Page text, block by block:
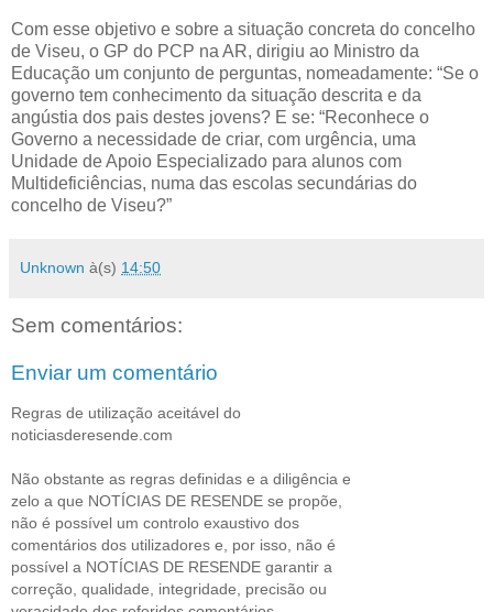
Com esse objetivo e sobre a situação concreta do concelho
de Viseu, o GP do PCP na AR, dirigiu ao Ministro da
Educação um conjunto de perguntas, nomeadamente: “Se o
governo tem conhecimento da situação descrita e da
angústia dos pais destes jovens? E se: “Reconhece o
Governo a necessidade de criar, com urgência, uma
Unidade de Apoio Especializado para alunos com
Multideficiências, numa das escolas secundárias do
concelho de Viseu?”
Unknown à(s) 14:50
Sem comentários:
Enviar um comentário
Regras de utilização aceitável do
noticiasderesende.com
Não obstante as regras definidas e a diligência e
zelo a que NOTÍCIAS DE RESENDE se propõe,
não é possível um controlo exaustivo dos
comentários dos utilizadores e, por isso, não é
possível a NOTÍCIAS DE RESENDE garantir a
correção, qualidade, integridade, precisão ou